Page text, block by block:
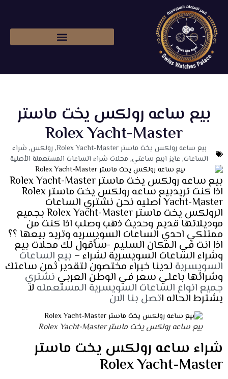
بيع ساعه رولكس يخت ماستر
Rolex Yacht-Master
بيع ساعه رولكس يخت ماستر Rolex Yacht-Master , رولكس, شراء
الساعات, عايز ابيع ساعتي, محلات شراء الساعات المستعملة الأصلية
بيع ساعه رولكس يخت ماستر Rolex Yacht-Master
اذا كنت تريدبيع ساعه رولكس يخت ماستر Rolex
Yacht-Master اصليه نحن نشتري الساعات
الرولكس يخت ماستر Rolex Yacht-Master بجميع
موديلاتها قديم وحديث ذهب وصلب اذا كنت من
ممتلكي احدي الساعات السويسريه وتريد بيعها ؟؟
اذا انت في المكان السليم -سأقول لك محلات بيع
وشراء الساعات السويسرية لشراء – بيع الساعات
السويسرية لدينا خبراء مختصون لتقدير ثمن ساعتك
وشرائها باعلي سعر في الوطن العربي نشتري
جميع انواع الساعات السويسرية المستعمله لا
يشترط الحاله اتصل بنا الان
بيع ساعه رولكس يخت ماستر Rolex Yacht-Master
شراء ساعه رولكس يخت ماستر
Rolex Yacht-Master